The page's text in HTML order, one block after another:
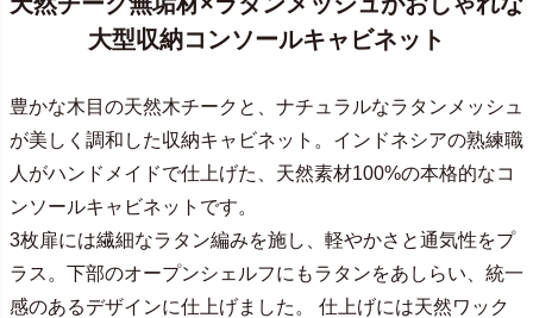
大型収納コンソールキャビネット
豊かな木目の天然木チークと、ナチュラルなラタンメッシュ
が美しく調和した収納キャビネット。インドネシアの熟練職
人がハンドメイドで仕上げた、天然素材100%の本格的なコ
ンソールキャビネットです。
3枚扉には繊細なラタン編みを施し、軽やかさと通気性をプ
ラス。下部のオープンシェルフにもラタンをあしらい、統一
感のあるデザインに仕上げました。 仕上げには天然ワック